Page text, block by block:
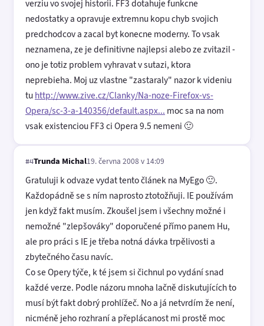
verziu vo svojej historii. FF3 dotahuje funkcne
nedostatky a opravuje extremnu kopu chyb svojich
predchodcov a zacal byt konecne moderny. To vsak
neznamena, ze je definitivne najlepsi alebo ze zvitazil -
ono je totiz problem vyhravat v sutazi, ktora
neprebieha. Moj uz vlastne "zastaraly" nazor k videniu
tuhttp://www.zive.cz/Clanky/Na-noze-Firefox-vs-
Opera/sc-3-a-140356/default.aspx... moc sa na nom
vsak existenciou FF3 ci Opera 9.5 nemeni 🙂
#4Trunda Michal19. června 2008 v 14:09
Gratuluji k odvaze vydat tento článek na MyEgo 🙂.
Každopádně se s ním naprosto ztotožňuji. IE používám
jen když fakt musím. Zkoušel jsem i všechny možné i
nemožné "zlepšováky" doporučené přímo panem Hu,
ale pro práci s IE je třeba notná dávka trpělivosti a
zbytečného času navíc.
Co se Opery týče, k té jsem si čichnul po vydání snad
každé verze. Podle názoru mnoha lačně diskutujících to
musí být fakt dobrý prohlížeč. No a já netvrdím že není,
nicméně jeho rozhraní a přeplácanost mi prostě moc